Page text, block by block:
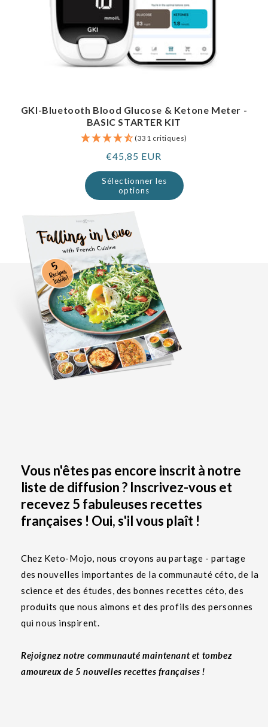
GKI-Bluetooth Blood Glucose & Ketone Meter -
BASIC STARTER KIT
(331 critiques)
Prix
normal
€45,85 EUR
Sélectionner les
options
Vous n'êtes pas encore inscrit à notre
liste de diffusion ? Inscrivez-vous et
recevez 5 fabuleuses recettes
françaises ! Oui, s'il vous plaît !
Chez Keto-Mojo, nous croyons au partage - partage
des nouvelles importantes de la communauté céto, de la
science et des études, des bonnes recettes céto, des
produits que nous aimons et des profils des personnes
qui nous inspirent.
Rejoignez notre communauté maintenant et tombez
amoureux de 5 nouvelles recettes françaises !